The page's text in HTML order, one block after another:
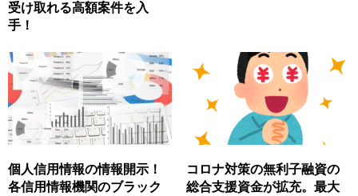
受け取れる高額案件を入
手！
個人信用情報の情報開示！
各信用情報機関のブラック
コロナ対策の無利子融資の
総合支援資金が拡充。最大